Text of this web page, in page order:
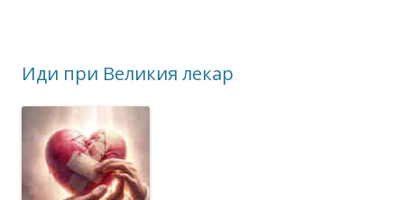
Иди при Великия лекар